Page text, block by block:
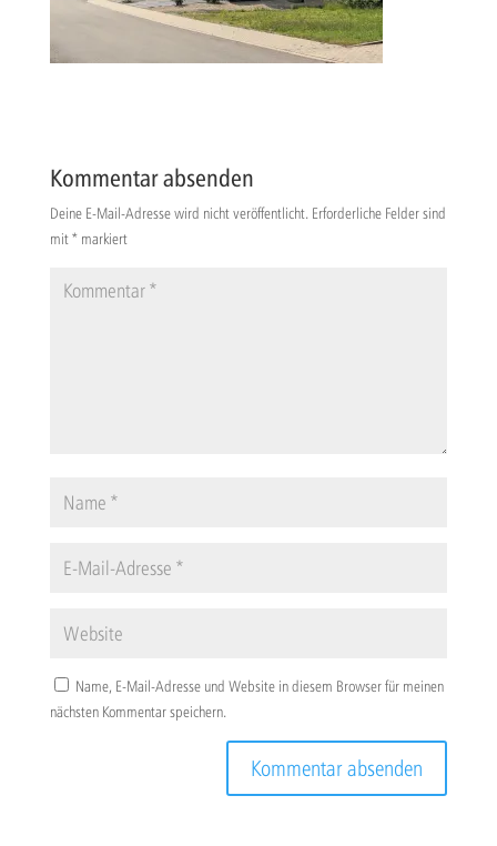
Kommentar absenden
Deine E-Mail-Adresse wird nicht veröffentlicht. Erforderliche Felder sind
mit*markiert
Name, E-Mail-Adresse und Website in diesem Browser für meinen
nächsten Kommentar speichern.